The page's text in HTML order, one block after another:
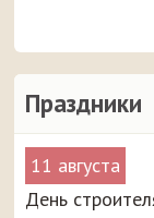
Праздники
11 августа
День